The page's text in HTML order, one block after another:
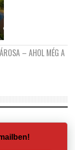
– AHOL MÉG A